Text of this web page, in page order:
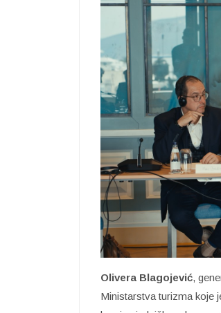
Olivera Blagojević,
Ministarstva turizma koje